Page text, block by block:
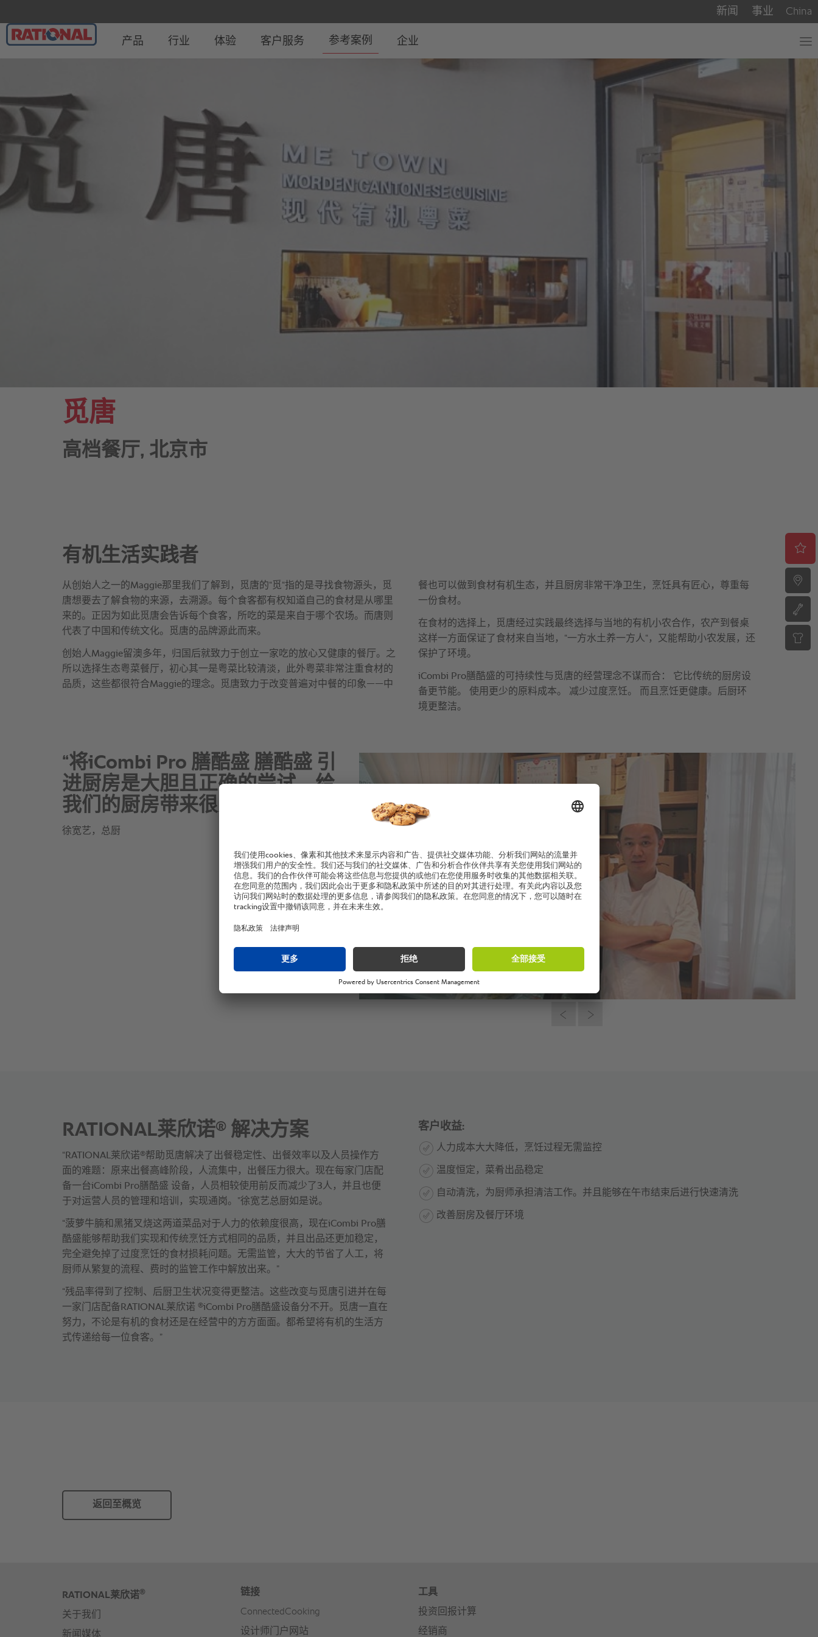
觅唐
高档餐厅, 北京市
“将iCombi Pro 膳酷盛 膳酷盛 引
进厨房是大胆且正确的尝试，给
我们的厨房带来很大的变化”
徐宽艺，总厨
RATIONAL莱欣诺® 解决方案
“RATIONAL莱欣诺®帮助觅唐解决了出餐稳定性、出餐效率以及人员操作方
面的难题：原来出餐高峰阶段，人流集中，出餐压力很大。现在每家门店配
备一台iCombi Pro膳酷盛 设备，人员相较使用前反而减少了3人，并且也便
于对运营人员的管理和培训，实现通岗。”徐宽艺总厨如是说。
“菠萝牛腩和黑猪叉烧这两道菜品对于人力的依赖度很高，现在iCombi Pro膳
酷盛能够帮助我们实现和传统烹饪方式相同的品质，并且出品还更加稳定，
完全避免掉了过度烹饪的食材损耗问题。无需监管，大大的节省了人工，将
厨师从繁复的流程、费时的监管工作中解放出来。”
“残品率得到了控制、后厨卫生状况变得更整洁。这些改变与觅唐引进并在每
一家门店配备RATIONAL莱欣诺 ®iCombi Pro膳酷盛设备分不开。觅唐一直在
努力，不论是有机的食材还是在经营中的方方面面。都希望将有机的生活方
式传递给每一位食客。”
客户收益:
人力成本大大降低，烹饪过程无需监控
温度恒定，菜肴出品稳定
自动清洗，为厨师承担清洁工作。并且能够在午市结束后进行快速清洗
改善厨房及餐厅环境
返回至概览